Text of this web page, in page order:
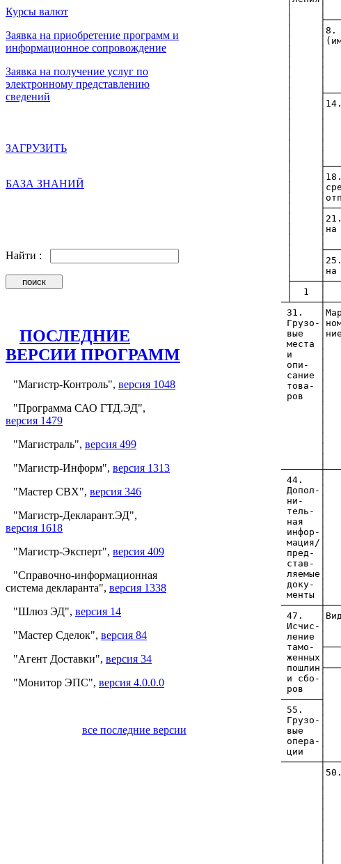
Курсы валют
Заявка на приобретение программ и
информационное сопровождение
Заявка на получение услуг по
электронному представлению
сведений
ЗАГРУЗИТЬ
БАЗА ЗНАНИЙ
Найти :
ПОСЛЕДНИЕ
ВЕРСИИ ПРОГРАММ
"Магистр-Контроль", версия 1048
"Программа САО ГТД.ЭД",
версия 1479
"Магистраль", версия 499
"Магистр-Информ", версия 1313
"Мастер СВХ", версия 346
"Магистр-Декларант.ЭД",
версия 1618
"Магистр-Эксперт", версия 409
"Справочно-информационная
система декларанта", версия 1338
"Шлюз ЭД", версия 14
"Мастер Сделок", версия 84
"Агент Доставки", версия 34
"Монитор ЭПС", версия 4.0.0.0
все последние версии